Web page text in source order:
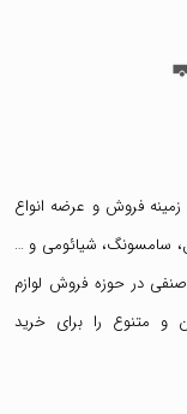
فروش و عرضه انواع
سامسونگ، شیائومی و …
صنفی در حوزه فروش لوازم
و متنوع را برای خرید